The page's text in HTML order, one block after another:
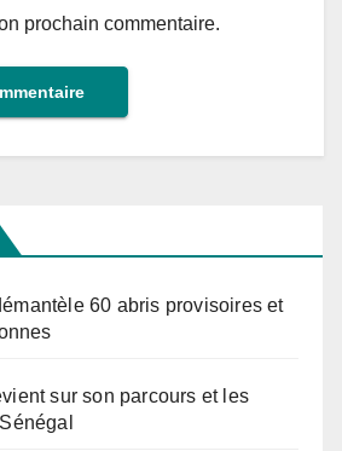
prochain commentaire.
60 abris provisoires et
sur son parcours et les